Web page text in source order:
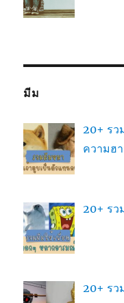
มีม
20+ รว
ความฮ
20+ ร
20+ รว